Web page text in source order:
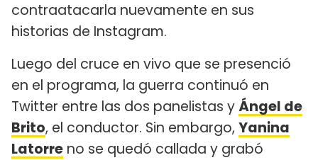
contraatacarla nuevamente en sus
historias de Instagram.
Luego del cruce en vivo que se presenció
en el programa, la guerra continuó en
Twitter entre las dos panelistas yÁngel de
Brito, el conductor. Sin embargo, Yanina
Latorre no se quedó callada y grabó